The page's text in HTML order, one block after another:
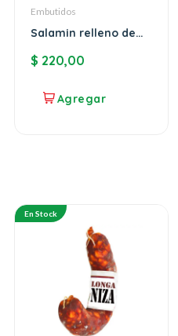
Embutidos
Salamin relleno de
$ 220,00
En Stock